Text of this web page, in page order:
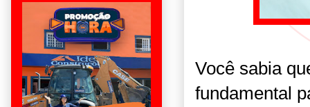
Você sabia
fundamental